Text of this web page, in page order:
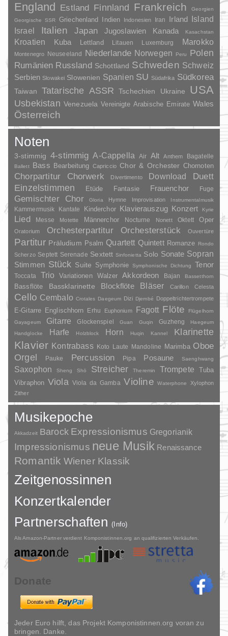
England Estland Finnland Frankreich
Georgien
Georgische SSR
Griechenland Indien Indonesien Iran Irland
Island
Israel
Italien Japan Jugoslawien Kanada Kasachstan
Kroatien Kuba Lettland Litauen Luxemburg Marokko
Montenegro Neuseeland Niederlande Norwegen Peru
Polen
Rumänien Russland Schottland Schweden Schweiz
Serbien Slowakei Slowenien Spanien SU Südafrika Südkorea
Taiwan Tatarische ASSR Tschechien Ukraine USA
Usbekistan Venezuela Vereinigte Arabische Emirate Wales
Österreich
Noten
3-stimmig 4-stimmig A-Cappella Air Alt Anthem Bagatelle
Ballett Bass Bearbeitung Capriccio Chor & Orchester Chornoten
Chorpartitur Chorwerk Divertimento Download
Duett
Einzelstimmen
Etüde Fantasie Frauenchor Fuge
Gemischter Chor Gloria Hymne Improvisation Instrumentalmusik
Kammermusik Kantate Kinderchor Klavierauszug Konzert Kyrie
Lied Messe Motette Männerchor Nocturne Nonett Oktett Oper
Oratorium Orchesterpartitur Orchesterstück Ouvertüre
Partitur Präludium Psalm Quartett Quintett Romanze Rondo
Scherzo Septett Serenade Sextett Sinfonietta Solo Sonate Sopran
Stimmen Stück Suite Symphonie Symphonische Dichtung Tenor
Toccata Trio Variationen Walzer Akkordeon Bajan Bassetthorn
Bassflöte Bassklarinette Blockflöte Bläser Carillon Celesta
Cello Cembalo Crotales Daegeum Dizi Djembé Doppeltrichtertrompete
E-Gitarre Englischhorn Erhu Euphonium Fagott Flöte
Flügelhorn
Gayageum
Gitarre Glockenspiel Guan Guqin Guzheng
Haegeum
Handglocke
Harfe Holzblock Horn Huqin Kannel Klarinette
Klavier Kontrabass Koto Laute Mandoline Marimba Oboe
Orgel Pauke Percussion Pipa Posaune Saenghwang
Saxophon Sheng Shō Streicher Theremin Trompete
Tuba
Vibraphon Viola Viola da Gamba Violine Waterphone
Xylophon
Zither
Musikepoche
Akkadzeit Barock Expressionismus Gregorianik
Impressionismus neue Musik Renaissance
Romantik Wiener Klassik
Zeitgenossinnen
Konzertkalender
Partnerschaften(Info)
Als Amazon-Partner verdient Komponistinnen.org an qualifizierten Verkäufen.
Donate
Jeder Euro hilft, das Projekt Komponistinnen.org voran zu
bringen. Danke.